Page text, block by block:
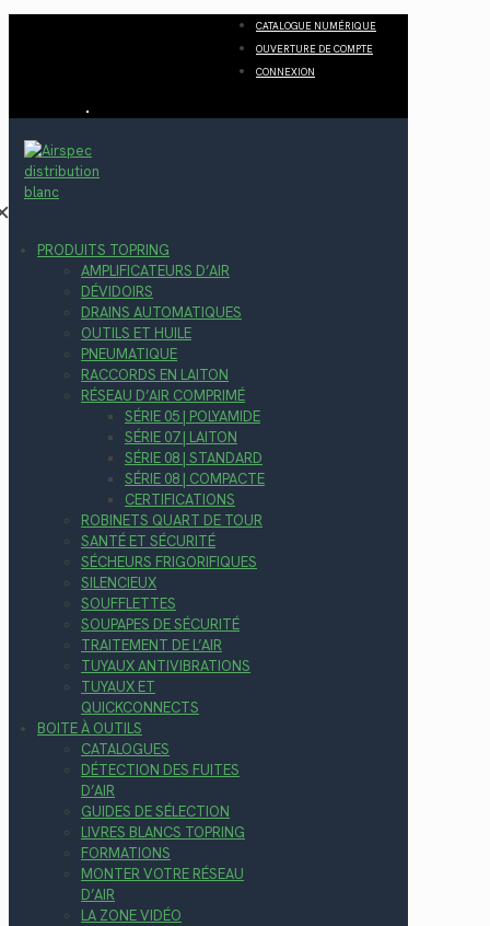
CATALOGUE NUMÉRIQUE
OUVERTURE DE COMPTE
CONNEXION
PRODUITS TOPRING
AMPLIFICATEURS D’AIR
DÉVIDOIRS
DRAINS AUTOMATIQUES
OUTILS ET HUILE
PNEUMATIQUE
RACCORDS EN LAITON
RÉSEAU D’AIR COMPRIMÉ
SÉRIE 05 | POLYAMIDE
SÉRIE 07 | LAITON
SÉRIE 08 | STANDARD
SÉRIE 08 | COMPACTE
CERTIFICATIONS
ROBINETS QUART DE TOUR
SANTÉ ET SÉCURITÉ
SÉCHEURS FRIGORIFIQUES
SILENCIEUX
SOUFFLETTES
SOUPAPES DE SÉCURITÉ
TRAITEMENT DE L’AIR
TUYAUX ANTIVIBRATIONS
TUYAUX ET
QUICKCONNECTS
BOITE À OUTILS
CATALOGUES
DÉTECTION DES FUITES
D’AIR
GUIDES DE SÉLECTION
LIVRES BLANCS TOPRING
FORMATIONS
MONTER VOTRE RÉSEAU
D’AIR
LA ZONE VIDÉO